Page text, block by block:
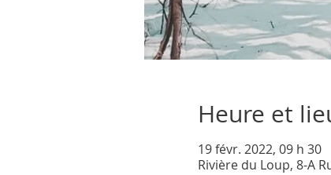
Heure et
19 févr. 2022, 09 h 30
Rivière du Loup, 8-A